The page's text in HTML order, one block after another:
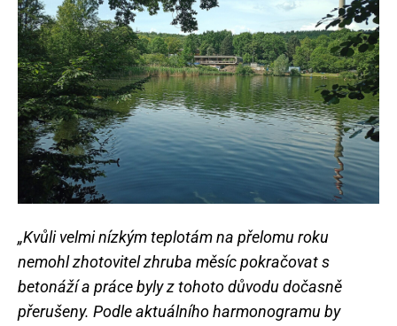
„Kvůli velmi nízkým teplotám na přelomu roku
nemohl zhotovitel zhruba měsíc pokračovat s
betonáží a práce byly z tohoto důvodu dočasně
přerušeny. Podle aktuálního harmonogramu by